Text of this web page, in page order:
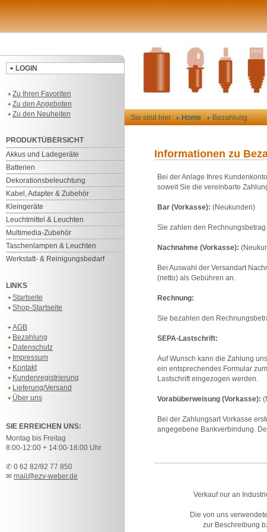
LOGIN
Zu Ihren Favoriten
Zu den Angeboten
Zu den Neuheiten
PRODUKTÜBERSICHT
Akkus und Ladegeräte
Batterien
Dekorationsbeleuchtung
Kabel, Adapter & Zubehör
Kleingeräte
Leuchtmittel & Leuchten
Multimedia-Zubehör
Taschenlampen & Leuchten
Werkstatt- & Reinigungsbedarf
LINKS
Startseite
Shop-Startseite
AGB
Bezahlung
Datenschutz
Impressum
Kontakt
Kundenregistrierung
Lieferung/Versand
Über uns
SIE ERREICHEN UNS:
Montag bis Freitag
8:00-12:00 + 14:00-18:00 Uhr
✆ 0 62 82/92 77 850
✉ mail@ezv-weber.de
Sie sind hier: Home Bezahlung
Informationen zu
Bei der Anlage Ihres
soweit Sie die vereinbarte
Bar (Vorkasse): (Neukunden)
Sie zahlen den
Nachnahme (Vorkasse):
Bei Auswahl der Versandart
(netto) als Gebühren an.
Rechnung:
Sie bezahlen den
SEPA-Lastschrift:
Auf Wunsch kann die Zahlung
ein entsprechendes Formular
Lastschrift eingezogen werden.
Vorabüberweisung (Vorkasse):
Bei der Zahlungsart Vorkasse
angegebene Bankverbindung.
Verkauf nur an
Die von uns
zur Beschreibung